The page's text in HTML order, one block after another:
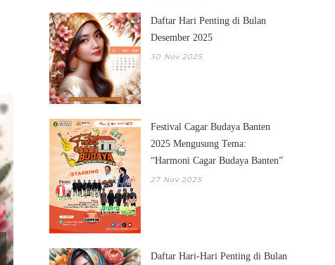
DAFTAR HARI PENTING DI
Daftar Hari Penting di Bulan
Desember 2025
30 Nov 2025
Festival Cagar Budaya Banten
2025 Mengusung Tema:
“Harmoni Cagar Budaya Banten”
27 Nov 2025
Daftar Hari-Hari Penting di Bulan